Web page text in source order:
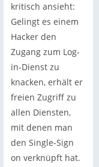
kritisch ansieht:
Gelingt es einem
Hacker den
Zugang zum Log-
in-Dienst zu
knacken, erhält er
freien Zugriff zu
allen Diensten,
mit denen man
den Single-Sign
on verknüpft hat.